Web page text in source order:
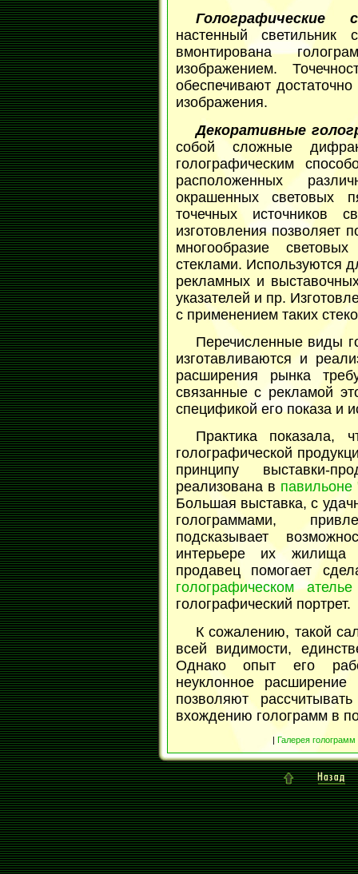
Голографические
настенный
вмонтирована
изображением.
обеспечивают
изображения.
Декоративные
собой сложные
голографическим
расположенных
окрашенных световых
точечных источников
изготовления позволяет
многообразие
стеклами. Используются
рекламных и
указателей и пр.
с применением таких
Перечисленные виды
изготавливаются и
расширения рынка
связанные с рекламой
спецификой его показа и
Практика показала,
голографической
принципу выставки-
реализована в
Большая выставка, с
голограммами,
подсказывает
интерьере их жилища
продавец помогает
голографическом ателье
голографический портрет.
К сожалению, такой
всей видимости,
Однако опыт его
неуклонное расширение
позволяют
вхождению голограмм в
| Галерея голограмм